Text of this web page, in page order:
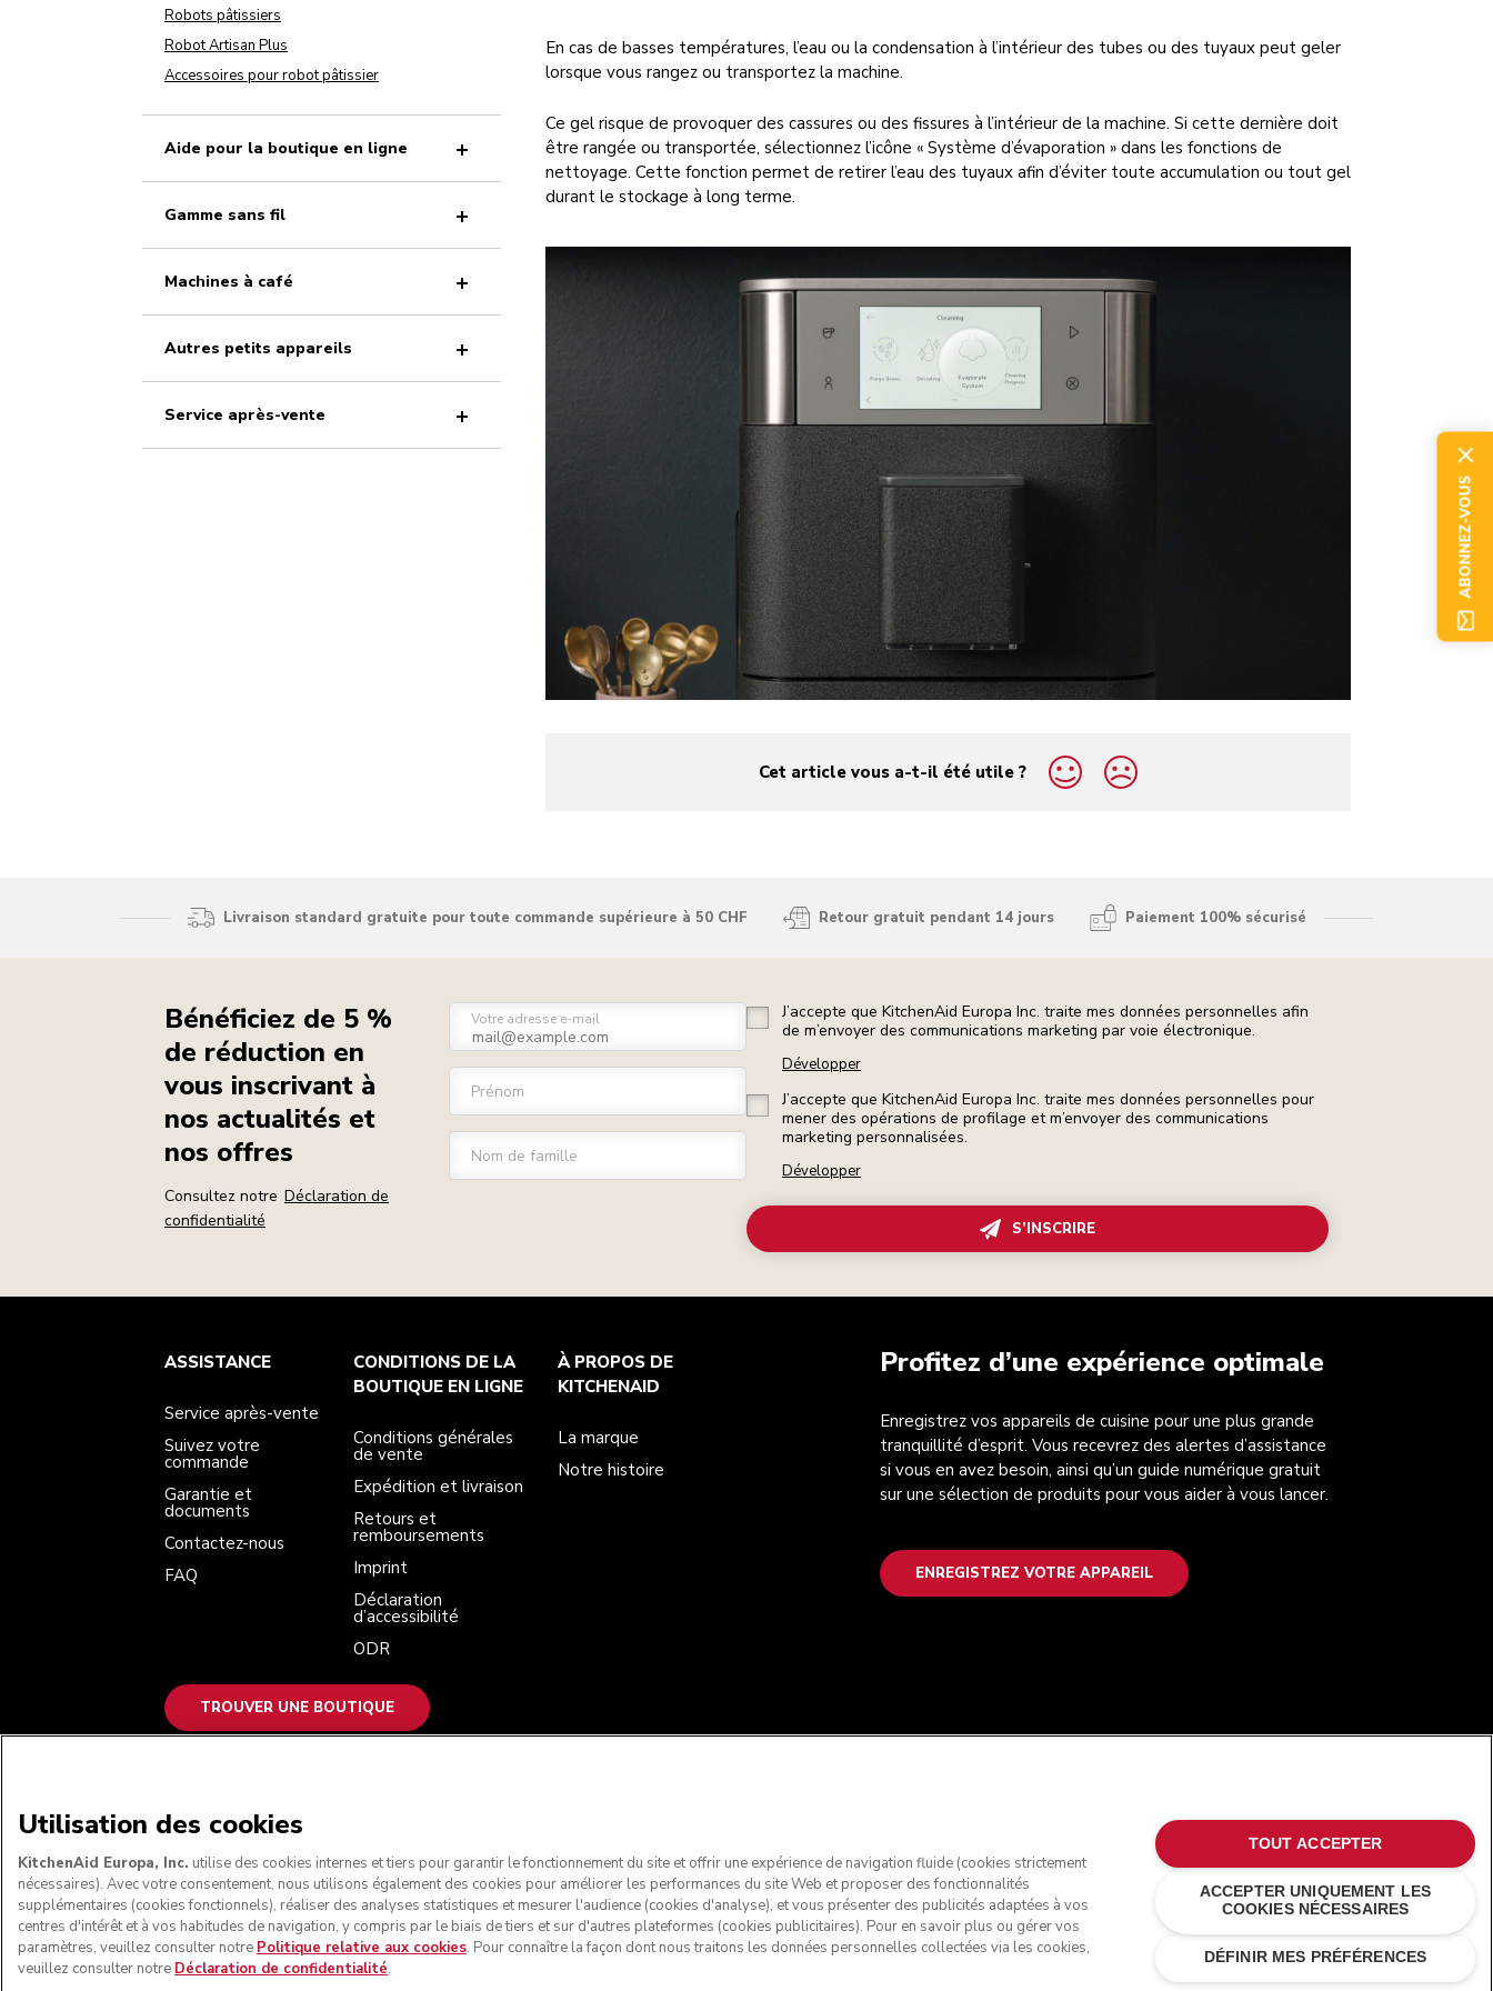
En cas de basses températures, l’eau ou la condensation à l’intérieur des tubes ou des tuyaux peut geler
lorsque vous rangez ou transportez la machine.
Ce gel risque de provoquer des cassures ou des fissures à l’intérieur de la machine. Si cette dernière doit
être rangée ou transportée, sélectionnez l’icône « Système d’évaporation » dans les fonctions de
nettoyage. Cette fonction permet de retirer l’eau des tuyaux afin d’éviter toute accumulation ou tout gel
durant le stockage à long terme.
Cet article vous a-t-il été utile ?
yes
no
Robots pâtissiers
Robot Artisan Plus
Accessoires pour robot pâtissier
Aide pour la boutique en ligne
Gamme sans fil
Machines à café
Autres petits appareils
Service après-vente
Livraison standard gratuite pour toute commande supérieure à 50 CHF Retour gratuit pendant 14 jours Paiement 100% sécurisé
Bénéficiez de 5 %
de réduction en
vous inscrivant à
nos actualités et
nos offres
Consultez notre Déclaration de
confidentialité
Votre adresse e-mail
Prénom
Nom de famille
J’accepte que KitchenAid Europa Inc. traite mes données personnelles afin
de m’envoyer des communications marketing par voie électronique.
Développer
J’accepte que KitchenAid Europa Inc. traite mes données personnelles pour
mener des opérations de profilage et m’envoyer des communications
marketing personnalisées.
Développer
S’INSCRIRE
Profitez d’une expérience optimale
Enregistrez vos appareils de cuisine pour une plus grande
tranquillité d’esprit. Vous recevrez des alertes d’assistance
si vous en avez besoin, ainsi qu’un guide numérique gratuit
sur une sélection de produits pour vous aider à vous lancer.
ENREGISTREZ VOTRE APPAREIL
Service après-vente
Suivez votre commande
FAQ
Conditions générales de vente
Expédition et livraison
Déclaration d’accessibilité
La marque
Notre histoire
Trouver une boutique
ASSISTANCE
Service après-vente
Suivez votre
commande
Garantie et
documents
Contactez-nous
FAQ
CONDITIONS DE LA
BOUTIQUE EN LIGNE
Conditions générales
de vente
Expédition et livraison
Retours et
remboursements
Imprint
Déclaration
d’accessibilité
ODR
À PROPOS DE
KITCHENAID
La marque
Notre histoire
TROUVER UNE BOUTIQUE
© KitchenAid 2026 - Tous droits réservés. KitchenAid et la forme du robot pâtissier multifonction sont des marques commerciales aux États-Unis et ailleurs.
ABONNEZ-VOUS
Utilisation des cookies
KitchenAid Europa, Inc. utilise des cookies internes et tiers pour garantir le fonctionnement du site et offrir une expérience de navigation fluide (cookies strictement
nécessaires). Avec votre consentement, nous utilisons également des cookies pour améliorer les performances du site Web et proposer des fonctionnalités
supplémentaires (cookies fonctionnels), réaliser des analyses statistiques et mesurer l'audience (cookies d'analyse), et vous présenter des publicités adaptées à vos
centres d'intérêt et à vos habitudes de navigation, y compris par le biais de tiers et sur d'autres plateformes (cookies publicitaires). Pour en savoir plus ou gérer vos
paramètres, veuillez consulter notre Politique relative aux cookies. Pour connaître la façon dont nous traitons les données personnelles collectées via les cookies,
veuillez consulter notre Déclaration de confidentialité.
DÉFINIR MES PRÉFÉRENCES
ACCEPTER UNIQUEMENT LES
COOKIES NÉCESSAIRES
TOUT ACCEPTER